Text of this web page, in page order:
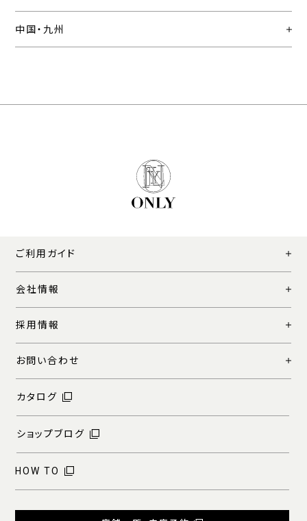
中国・九州
ご利用ガイド
会社情報
採用情報
お問い合わせ
カタログ
ショップブログ
HOW TO